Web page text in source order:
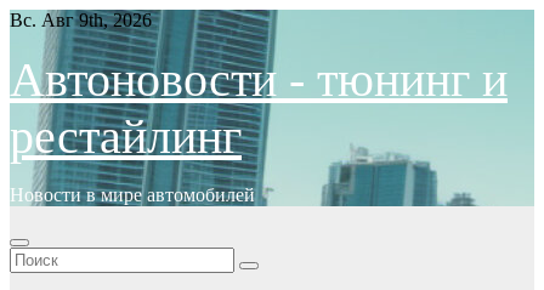
Перейти
содержимому
Вс. Авг 9th, 2026
Автоновости - тюнинг и
рестайлинг
Новости в мире автомобилей